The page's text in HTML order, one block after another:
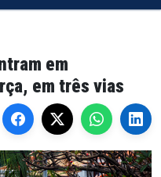
em
em três vias